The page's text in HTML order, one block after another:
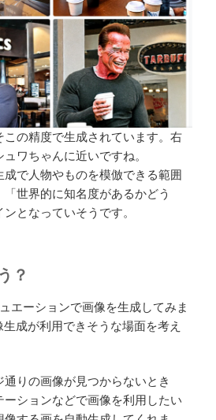
この精度で生成されています。右
ュワちゃんに近いですね。
成で人物やものを模倣できる範囲
世界的に知名度があるかどう
となっていそうです。
？
エーションで画像を生成してみま
生成が利用できそうな場面を考え
通りの画像が見つからないとき
ションなどで画像を利用したい